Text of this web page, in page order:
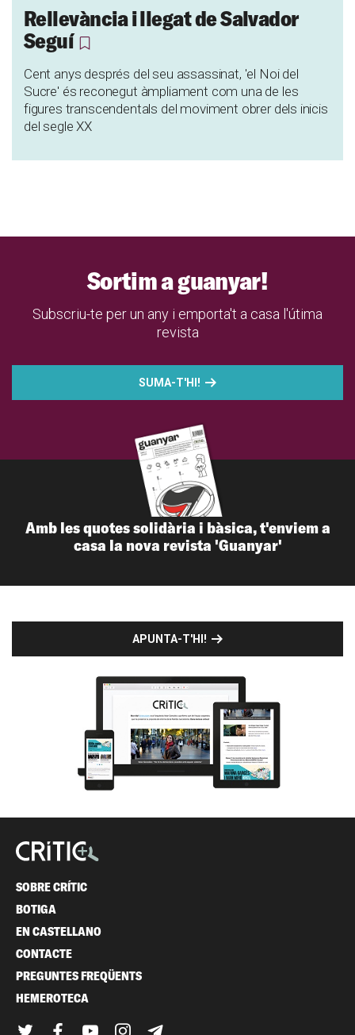
Rellevància i llegat de Salvador
Seguí
Cent anys després del seu assassinat, 'el Noi del
Sucre' és reconegut àmpliament com una de les
figures transcendentals del moviment obrer dels inicis
del segle XX
Sortim a guanyar!
Subscriu-te per un any i emporta't a casa l'útima
revista
SUMA-T'HI!
Amb les quotes solidària i bàsica, t'enviem a
casa la nova revista 'Guanyar'
APUNTA-T'HI!
SOBRE CRÍTIC
BOTIGA
EN CASTELLANO
CONTACTE
PREGUNTES FREQÜENTS
HEMEROTECA
TwitterFacebook
YouTubeInstagram